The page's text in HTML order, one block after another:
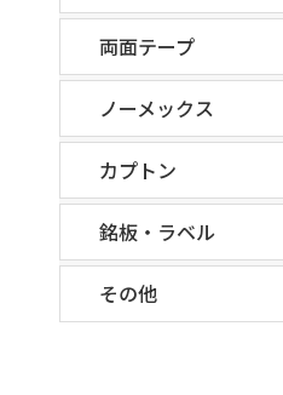
両面テープ
ノーメックス
カプトン
銘板・ラベル
その他